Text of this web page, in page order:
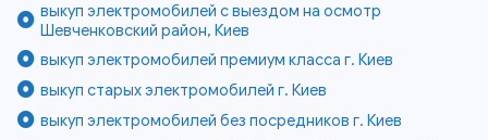
выкуп электромобилей с выездом на осмотр
Шевченковский район, Киев
выкуп электромобилей премиум класса г. Киев
выкуп старых электромобилей г. Киев
выкуп электромобилей без посредников г. Киев